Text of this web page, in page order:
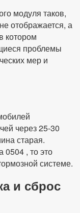
модуля таков,
отображается, а
котором
проблемы
мер и
через 25-30
старая.
0504 , то это
системе.
и сброс